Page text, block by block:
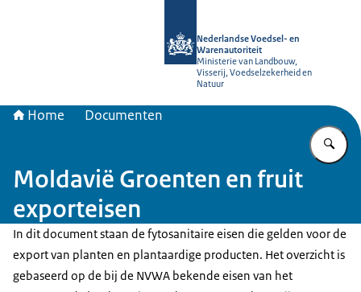
Nederlandse Voedsel- en
Warenautoriteit
Ministerie van Landbouw,
Visserij, Voedselzekerheid en
Natuur
Home Documenten
Moldavië Groenten en fruit
exporteisen
In dit document staan de fytosanitaire eisen die gelden voor de
export van planten en plantaardige producten. Het overzicht is
gebaseerd op de bij de NVWA bekende eisen van het